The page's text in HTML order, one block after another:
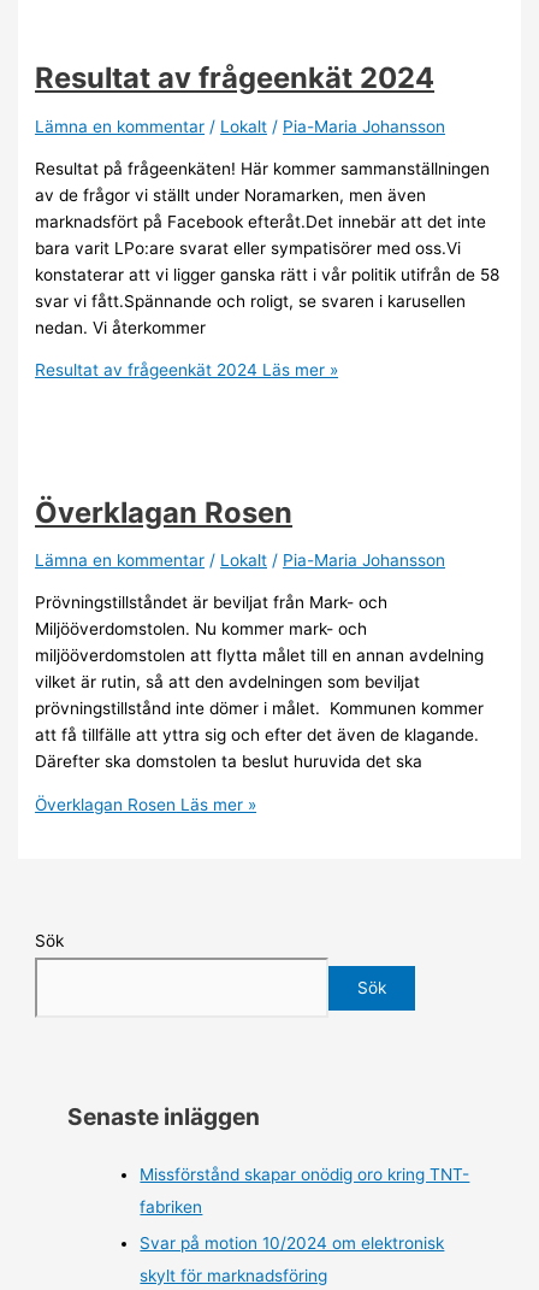
Resultat av frågeenkät 2024
Lämna en kommentar / Lokalt / Pia-Maria Johansson
Resultat på frågeenkäten! Här kommer sammanställningen
av de frågor vi ställt under Noramarken, men även
marknadsfört på Facebook efteråt.Det innebär att det inte
bara varit LPo:are svarat eller sympatisörer med oss.Vi
konstaterar att vi ligger ganska rätt i vår politik utifrån de 58
svar vi fått.Spännande och roligt, se svaren i karusellen
nedan. Vi återkommer
Resultat av frågeenkät 2024 Läs mer »
Överklagan Rosen
Lämna en kommentar / Lokalt / Pia-Maria Johansson
Prövningstillståndet är beviljat från Mark- och
Miljööverdomstolen. Nu kommer mark- och
miljööverdomstolen att flytta målet till en annan avdelning
vilket är rutin, så att den avdelningen som beviljat
prövningstillstånd inte dömer i målet. Kommunen kommer
att få tillfälle att yttra sig och efter det även de klagande.
Därefter ska domstolen ta beslut huruvida det ska
Överklagan Rosen Läs mer »
Sök
Sök
Senaste inläggen
Missförstånd skapar onödig oro kring TNT-
fabriken
Svar på motion 10/2024 om elektronisk
skylt för marknadsföring